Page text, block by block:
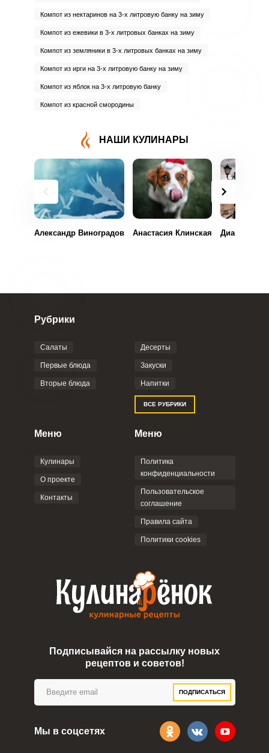
Компот из нектаринов на 3-х литровую банку на зиму
Компот из ежевики в 3-х литровых банках на зиму
Компот из земляники в 3-х литровых банках на зиму
Компот из ирги на 3-х литровую банку на зиму
Компот из яблок на 3-х литровую банку
Компот из красной смородины
НАШИ КУЛИНАРЫ
Александр Виноградов Анастасия Клинская Диана
Рубрики
Салаты
Первые блюда
Вторые блюда
Десерты
Закуски
Напитки
ВСЕ РУБРИКИ
Меню
Кулинары
О проекте
Контакты
Меню
Политика
конфиденциальности
Пользовательское
соглашение
Правила сайта
Политики cookies
Подписывайся на рассылку новых
рецептов и советов!
ПОДПИСАТЬСЯ
Мы в соцсетях